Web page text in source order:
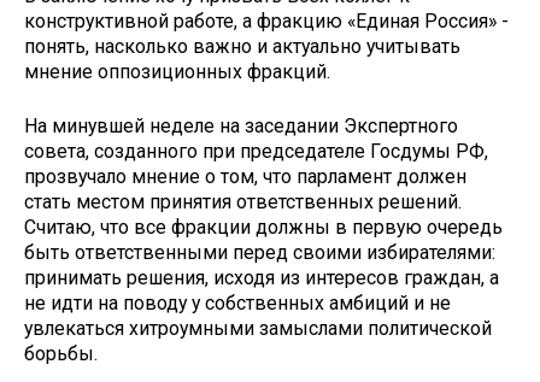
конструктивной работе, а фракцию «Единая Россия» -
понять, насколько важно и актуально учитывать
мнение оппозиционных фракций.
На минувшей неделе на заседании Экспертного
совета, созданного при председателе Госдумы РФ,
прозвучало мнение о том, что парламент должен
стать местом принятия ответственных решений.
Считаю, что все фракции должны в первую очередь
быть ответственными перед своими избирателями:
принимать решения, исходя из интересов граждан, а
не идти на поводу у собственных амбиций и не
увлекаться хитроумными замыслами политической
борьбы.